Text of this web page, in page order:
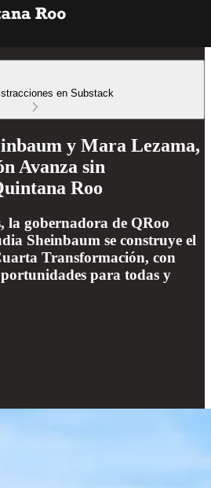
en Substack
y Mara Lezama,
Avanza sin
Roo
la gobernadora de QRoo
Sheinbaum se construye el
Transformación, con
para todas y